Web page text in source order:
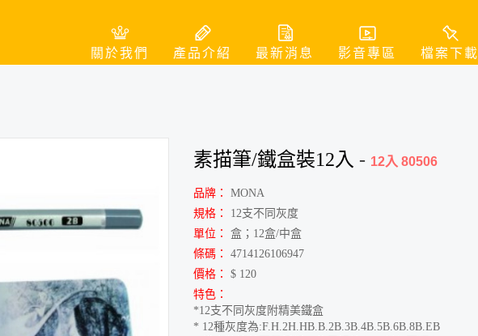
關於我們 產品介紹 最新消息 影音專區 檔案下載
素描筆/鐵盒裝12入 - 12入 80506
品牌：
MONA
規格：
12支不同灰度
單位：
盒；12盒/中盒
條碼：
4714126106947
價格：
$ 120
特色：
*12支不同灰度附精美鐵盒
* 12種灰度為:F.H.2H.HB.B.2B.3B.4B.5B.6B.8B.EB